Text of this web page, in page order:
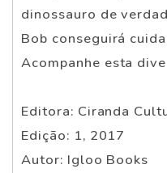
dinossauro de
Bob conseguirá
Acompanhe esta
Editora: Ciranda
Edição: 1, 2017
Autor: Igloo Books